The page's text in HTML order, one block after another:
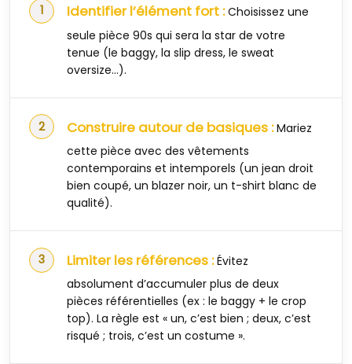
Identifier l’élément fort :Choisissez une
seule pièce 90s qui sera la star de votre
tenue (le baggy, la slip dress, le sweat
oversize…).
Construire autour de basiques :Mariez
cette pièce avec des vêtements
contemporains et intemporels (un jean droit
bien coupé, un blazer noir, un t-shirt blanc de
qualité).
Limiter les références :Évitez
absolument d’accumuler plus de deux
pièces référentielles (ex : le baggy + le crop
top). La règle est « un, c’est bien ; deux, c’est
risqué ; trois, c’est un costume ».